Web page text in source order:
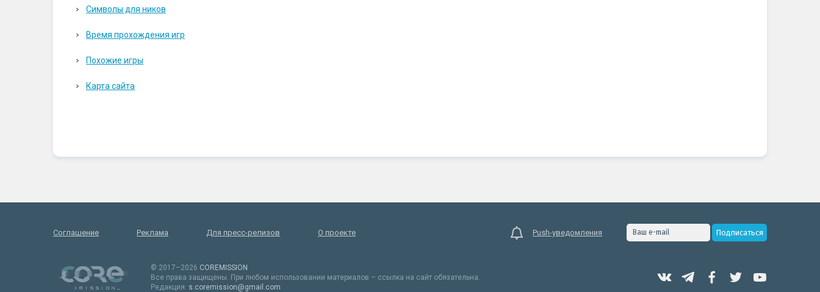
Символы для ников
Время прохождения игр
Похожие игры
Карта сайта
Соглашение Реклама Для пресс-релизов О проекте Push-уведомления
© 2017–2026 COREMISSION
Все права защищены. При любом использовании материалов – ссылка на сайт обязательна.
Редакция: s.coremission@gmail.com